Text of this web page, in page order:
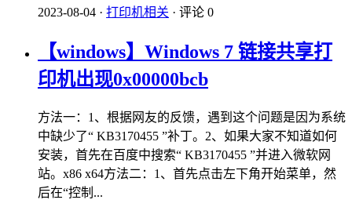
2023-08-04 · 打印机相关 · 评论 0
【windows】Windows 7 链接共享打
印机出现0x00000bcb
方法一：1、根据网友的反馈，遇到这个问题是因为系统
中缺少了“ KB3170455 ”补丁。2、如果大家不知道如何
安装，首先在百度中搜索“ KB3170455 ”并进入微软网
站。x86 x64方法二：1、首先点击左下角开始菜单，然
后在“控制...